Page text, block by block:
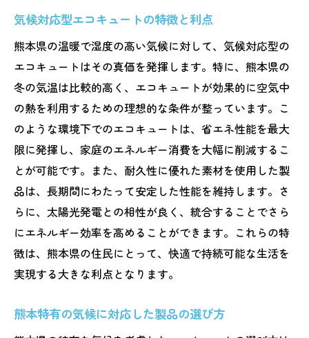
地域密着型のエコキュートメーカーが熊本県で
地元ニーズに応えるメーカーの取り組み
地域社会に根ざしたサービスと信頼性
熊本県の文化を反映した製品開発
地域特性に応じたカスタマイズ対応
地元メーカーによる迅速なサポート体制
地域密着型企業のメリットと信頼性
エコキュートで熊本県の未来を支える最新技術
の紹介
エコキュートの最新技術トレンドとは
未来を見据えたエネルギー効率の高い技術
地域に適応した新たなエコキュートシステ
気候対応型エコキュートの特徴と利点
熊本県の温暖で湿度の高い気候に対して、気候対応型の
エコキュートはその真価を発揮します。特に、熊本県の
冬の気温は比較的高く、エコキュートが効果的に空気中
の熱を利用するための理想的な条件が整っています。こ
のような環境下でのエコキュートは、省エネ性能を最大
限に発揮し、家庭のエネルギー消費を大幅に削減するこ
とが可能です。また、耐久性に優れた素材を使用した製
品は、長期間にわたって安定した性能を維持します。さ
らに、太陽光発電との相性が良く、統合することでさら
にエネルギー効率を高めることができます。これらの特
徴は、熊本県の住民にとって、快適で持続可能な生活を
実現する大きな利点となります。
熊本特有の気候に対応した製品の選び方